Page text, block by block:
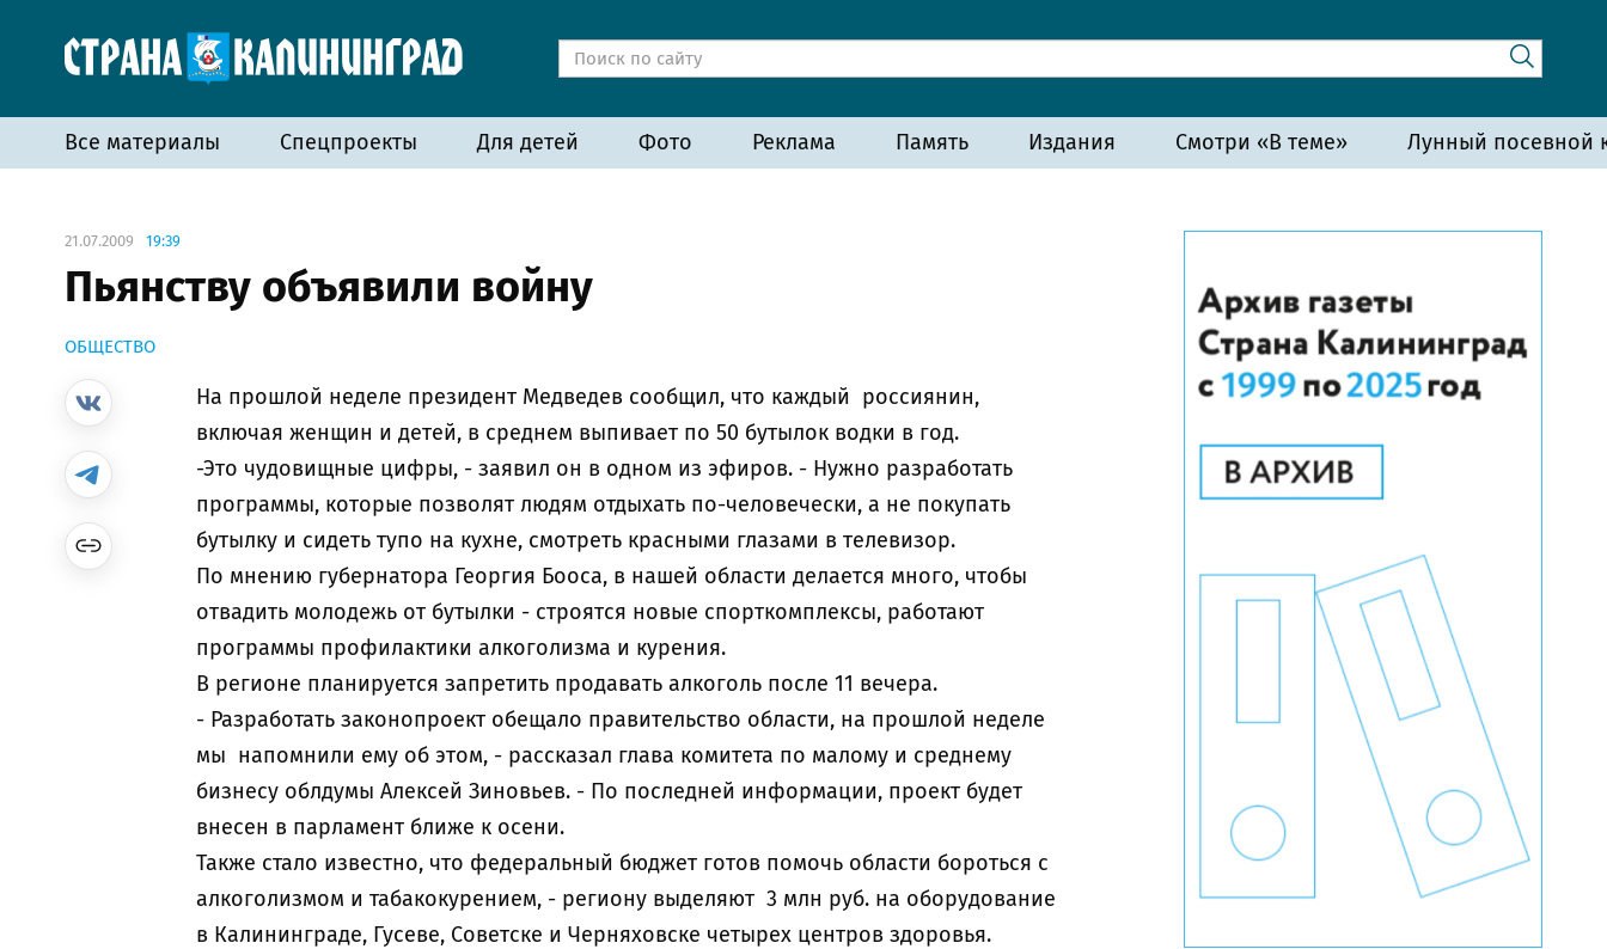
Все материалы Спецпроекты Для детей Фото Реклама Память Издания Смотри «В теме» Лунный посевной
21.07.2009 19:39
Пьянству объявили войну
ОБЩЕСТВО
На прошлой неделе президент Медведев сообщил, что каждый россиянин,
включая женщин и детей, в среднем выпивает по 50 бутылок водки в год.
-Это чудовищные цифры, - заявил он в одном из эфиров. - Нужно разработать
программы, которые позволят людям отдыхать по-человечески, а не покупать
бутылку и сидеть тупо на кухне, смотреть красными глазами в телевизор.
По мнению губернатора Георгия Бооса, в нашей области делается много, чтобы
отвадить молодежь от бутылки - строятся новые спорткомплексы, работают
программы профилактики алкоголизма и курения.
В регионе планируется запретить продавать алкоголь после 11 вечера.
- Разработать законопроект обещало правительство области, на прошлой неделе
мы напомнили ему об этом, - рассказал глава комитета по малому и среднему
бизнесу облдумы Алексей Зиновьев. - По последней информации, проект будет
внесен в парламент ближе к осени.
Также стало известно, что федеральный бюджет готов помочь области бороться с
алкоголизмом и табакокурением, - региону выделяют 3 млн руб. на оборудование
в Калининграде, Гусеве, Советске и Черняховске четырех центров здоровья.